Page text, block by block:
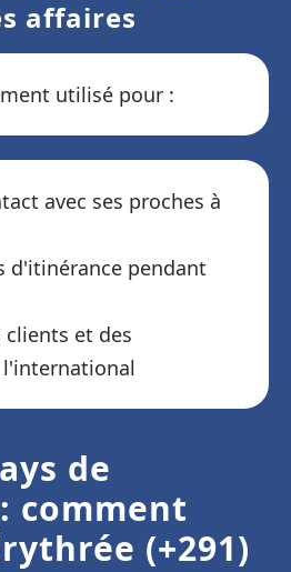
affaires
utilisé pour :
avec ses proches à
d'itinérance pendant
et des
de
comment
(+291)